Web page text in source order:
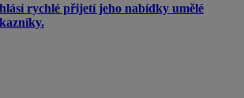
rychlé přijetí jeho nabídky umělé